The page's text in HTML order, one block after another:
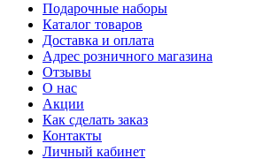
Подарочные наборы
Каталог товаров
Доставка и оплата
Адрес розничного магазина
Отзывы
О нас
Акции
Как сделать заказ
Контакты
Личный кабинет